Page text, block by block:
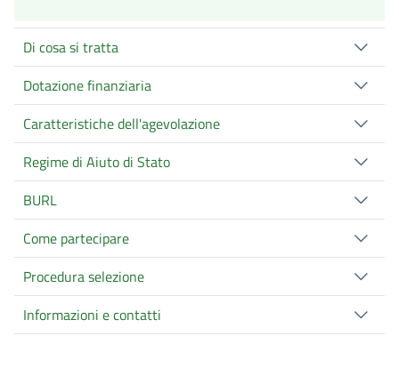
Di cosa si tratta
Dotazione finanziaria
Caratteristiche dell'agevolazione
Regime di Aiuto di Stato
BURL
Come partecipare
Procedura selezione
Informazioni e contatti